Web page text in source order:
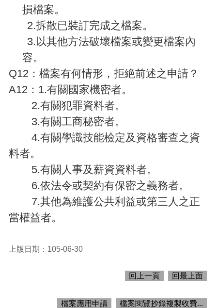
損檔案。
2.拆散已裝訂完成之檔案。
3. 以其他方法破壞檔案或變更檔案內
容。
Q12 ：檔案有何情形，拒絶前述之申請？
A12 ：1.有關國家機密者。
2.有關犯罪資料者。
3.有關工商秘密者。
4.有關學識技能檢定及資格審查之資
料者。
5.有關人事及薪資資料者。
6.依法令或契約有保密之義務者。
7.其他為維護公共利益或第三人之正
當權益者。
上版日期：105-06-30
回上一頁 回最上面
檔案應用申請 檔案閱覽抄錄複製收費...